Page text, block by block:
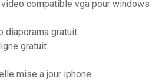
compatible vga pour windows
diaporama gratuit
gratuit
mise a jour iphone